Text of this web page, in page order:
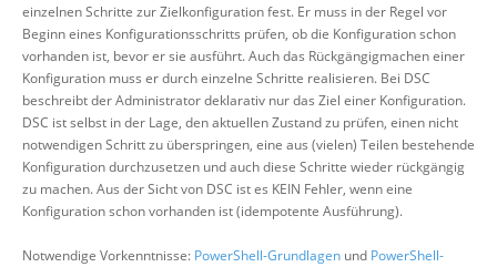
einzelnen Schritte zur Zielkonfiguration fest. Er muss in der Regel vor
Beginn eines Konfigurationsschritts prüfen, ob die Konfiguration schon
vorhanden ist, bevor er sie ausführt. Auch das Rückgängigmachen einer
Konfiguration muss er durch einzelne Schritte realisieren. Bei DSC
beschreibt der Administrator deklarativ nur das Ziel einer Konfiguration.
DSC ist selbst in der Lage, den aktuellen Zustand zu prüfen, einen nicht
notwendigen Schritt zu überspringen, eine aus (vielen) Teilen bestehende
Konfiguration durchzusetzen und auch diese Schritte wieder rückgängig
zu machen. Aus der Sicht von DSC ist es KEIN Fehler, wenn eine
Konfiguration schon vorhanden ist (idempotente Ausführung).
Notwendige Vorkenntnisse: PowerShell-Grundlagen und PowerShell-